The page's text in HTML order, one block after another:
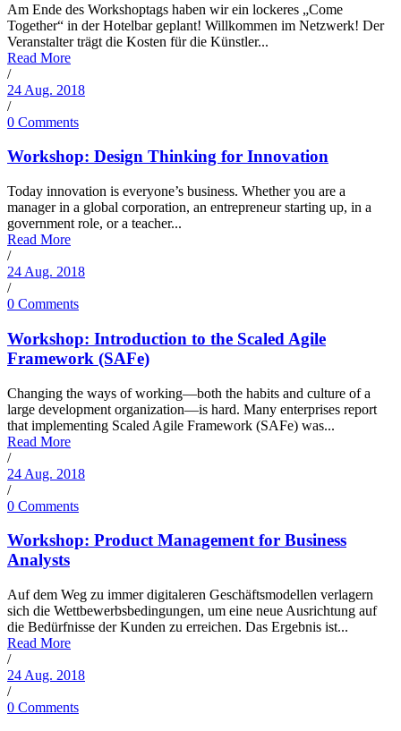
Am Ende des Workshoptags haben wir ein lockeres „Come
Together“ in der Hotelbar geplant! Willkommen im Netzwerk! Der
Veranstalter trägt die Kosten für die Künstler...
Read More
/
24 Aug. 2018
/
0 Comments
Workshop: Design Thinking for Innovation
Today innovation is everyone’s business. Whether you are a
manager in a global corporation, an entrepreneur starting up, in a
government role, or a teacher...
Read More
/
24 Aug. 2018
/
0 Comments
Workshop: Introduction to the Scaled Agile
Framework (SAFe)
Changing the ways of working—both the habits and culture of a
large development organization—is hard. Many enterprises report
that implementing Scaled Agile Framework (SAFe) was...
Read More
/
24 Aug. 2018
/
0 Comments
Workshop: Product Management for Business
Analysts
Auf dem Weg zu immer digitaleren Geschäftsmodellen verlagern
sich die Wettbewerbsbedingungen, um eine neue Ausrichtung auf
die Bedürfnisse der Kunden zu erreichen. Das Ergebnis ist...
Read More
/
24 Aug. 2018
/
0 Comments